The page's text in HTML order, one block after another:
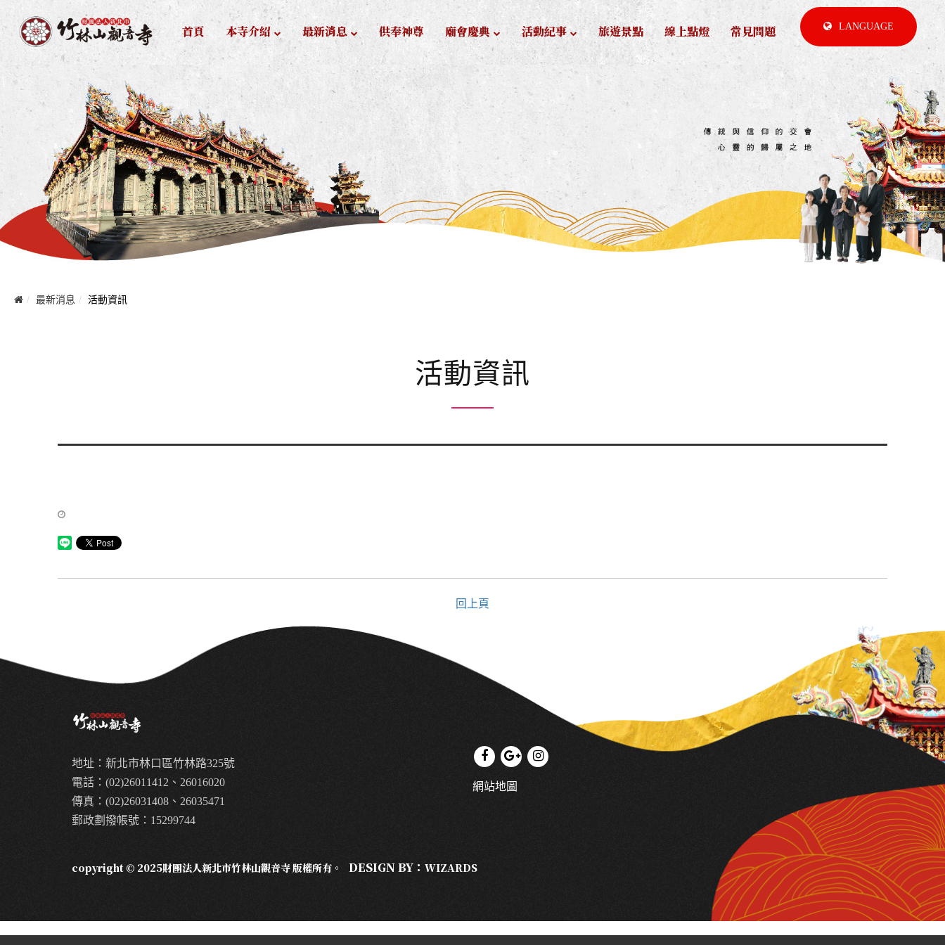
LANGUAGE
首頁 本寺介紹 最新消息 供奉神尊 廟會慶典 活動紀事 旅遊景點 線上點燈 常見問題
最新消息 活動資訊
活動資訊
回上頁
地址：新北市林口區竹林路325號
電話：(02)26011412、26016020
傳真：(02)26031408、26035471
郵政劃撥帳號：15299744
網站地圖
copyright © 2025財團法人新北市竹林山觀音寺 版權所有。 DESIGN BY： WIZARDS